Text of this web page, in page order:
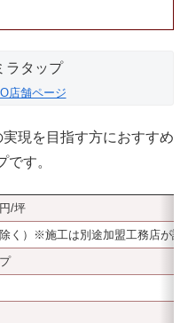
店舗ページ
現を目指す方におすすめ
す。
/坪
く）※施工は別途加盟工務店が請